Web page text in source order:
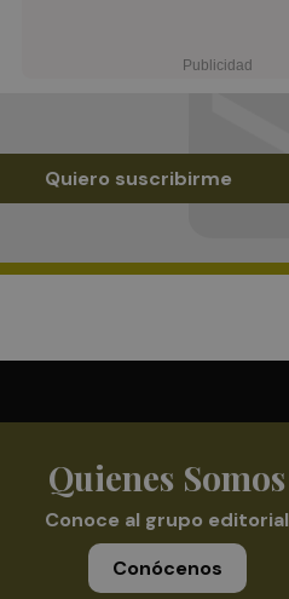
Quiero suscribirme
Quienes Somos
Conoce al grupo editorial
Conócenos